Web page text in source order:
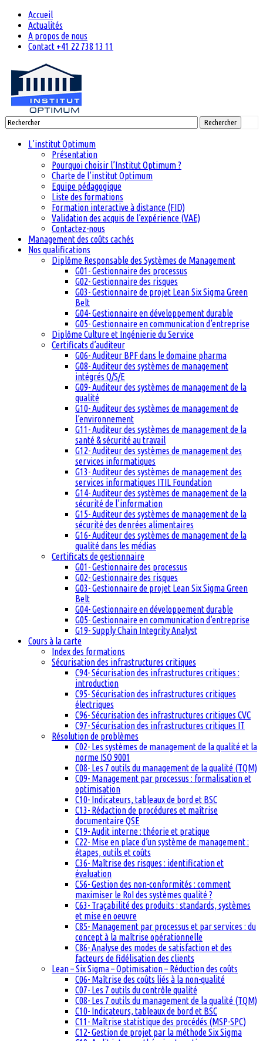
Accueil
Actualités
A propos de nous
Contact +41 22 738 13 11
Rechercher
L’institut Optimum
Présentation
Pourquoi choisir l’Institut Optimum ?
Charte de l’institut Optimum
Equipe pédagogique
Liste des formations
Formation interactive à distance (FID)
Validation des acquis de l’expérience (VAE)
Contactez-nous
Management des coûts cachés
Nos qualifications
Diplôme Responsable des Systèmes de Management
G01- Gestionnaire des processus
G02- Gestionnaire des risques
G03- Gestionnaire de projet Lean Six Sigma Green
Belt
G04- Gestionnaire en développement durable
G05- Gestionnaire en communication d’entreprise
Diplôme Culture et Ingénierie du Service
Certificats d’auditeur
G06- Auditeur BPF dans le domaine pharma
G08- Auditeur des systèmes de management
intégrés Q/S/E
G09- Auditeur des systèmes de management de la
qualité
G10- Auditeur des systèmes de management de
l’environnement
G11- Auditeur des systèmes de management de la
santé & sécurité au travail
G12- Auditeur des systèmes de management des
services informatiques
G13- Auditeur des systèmes de management des
services informatiques ITIL Foundation
G14- Auditeur des systèmes de management de la
sécurité de l’information
G15- Auditeur des systèmes de management de la
sécurité des denrées alimentaires
G16- Auditeur des systèmes de management de la
qualité dans les médias
Certificats de gestionnaire
G01- Gestionnaire des processus
G02- Gestionnaire des risques
G03- Gestionnaire de projet Lean Six Sigma Green
Belt
G04- Gestionnaire en développement durable
G05- Gestionnaire en communication d’entreprise
G19- Supply Chain Integrity Analyst
Cours à la carte
Index des formations
Sécurisation des infrastructures critiques
C94- Sécurisation des infrastructures critiques :
introduction
C95- Sécurisation des infrastructures critiques
électriques
C96- Sécurisation des infrastructures critiques CVC
C97- Sécurisation des infrastructures critiques IT
Résolution de problèmes
C02- Les systèmes de management de la qualité et la
norme ISO 9001
C08- Les 7 outils du management de la qualité (TQM)
C09- Management par processus : formalisation et
optimisation
C10- Indicateurs, tableaux de bord et BSC
C13- Rédaction de procédures et maîtrise
documentaire QSE
C19- Audit interne : théorie et pratique
C22- Mise en place d’un système de management :
étapes, outils et coûts
C36- Maîtrise des risques : identification et
évaluation
C56- Gestion des non-conformités : comment
maximiser le RoI des systèmes qualité ?
C63- Traçabilité des produits : standards, systèmes
et mise en oeuvre
C85- Management par processus et par services : du
concept à la maîtrise opérationnelle
C86- Analyse des modes de satisfaction et des
facteurs de fidélisation des clients
Lean – Six Sigma – Optimisation – Réduction des coûts
C06- Maîtrise des coûts liés à la non-qualité
C07- Les 7 outils du contrôle qualité
C08- Les 7 outils du management de la qualité (TQM)
C10- Indicateurs, tableaux de bord et BSC
C11- Maîtrise statistique des procédés (MSP-SPC)
C12- Gestion de projet par la méthode Six Sigma